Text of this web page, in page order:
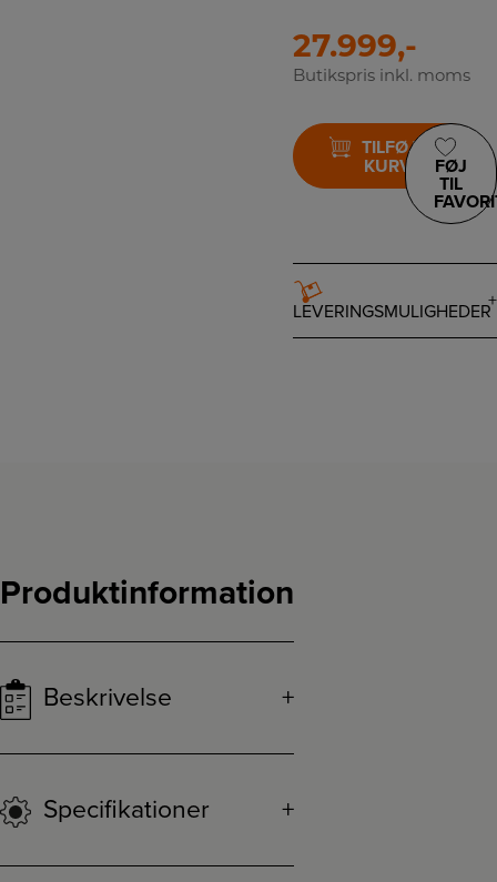
27.999,-
Butikspris inkl. moms
TILFØJ TIL
KURV
FØJ
TIL
LEVERINGSMULIGHEDER
Produktinformation
Beskrivelse
Specifikationer